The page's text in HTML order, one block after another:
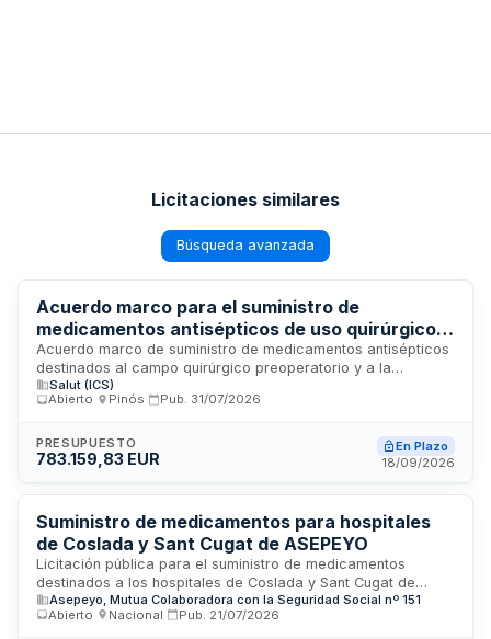
Licitaciones similares
Búsqueda avanzada
Acuerdo marco para el suministro de
medicamentos antisépticos de uso quirúrgico
preoperatorio y desinfección de puntos de
inyección - Consorcio de Salud y Atención
Social de Catalunya
Acuerdo marco de suministro de medicamentos antisépticos
destinados al campo quirúrgico preoperatorio y a la
desinfección del punto de inyección, adjudicado por el
Director General del Consorcio de Salud y Atención Social de
forma individualizada por cada lote, siendo la adjudicación
por lote específico. Las empresas deben garantizar
destinatarios que forman parte del acuerdo marco. Los
precios se evalúan conforme a los consumos previstos en el
plan de necesidades, permitiéndose ofertas adicionales de
descuentos por volumen de compra cuando los consumos
reales superen las previsiones iniciales.
Salut (ICS)
Abierto
Pinós Pub. 31/07/2026
PRESUPUESTO
783.159,83 EUR
En Plazo
18/09/2026
Suministro de medicamentos para hospitales
de Coslada y Sant Cugat de ASEPEYO
Licitación pública para el suministro de medicamentos
destinados a los hospitales de Coslada y Sant Cugat de
ASEPEYO, Mutua Colaboradora con la Seguridad Social. El
contrato se adjudicará mediante procedimiento abierto
Asepeyo, Mutua Colaboradora con la Seguridad Social nº 151
Abierto
Nacional Pub. 21/07/2026